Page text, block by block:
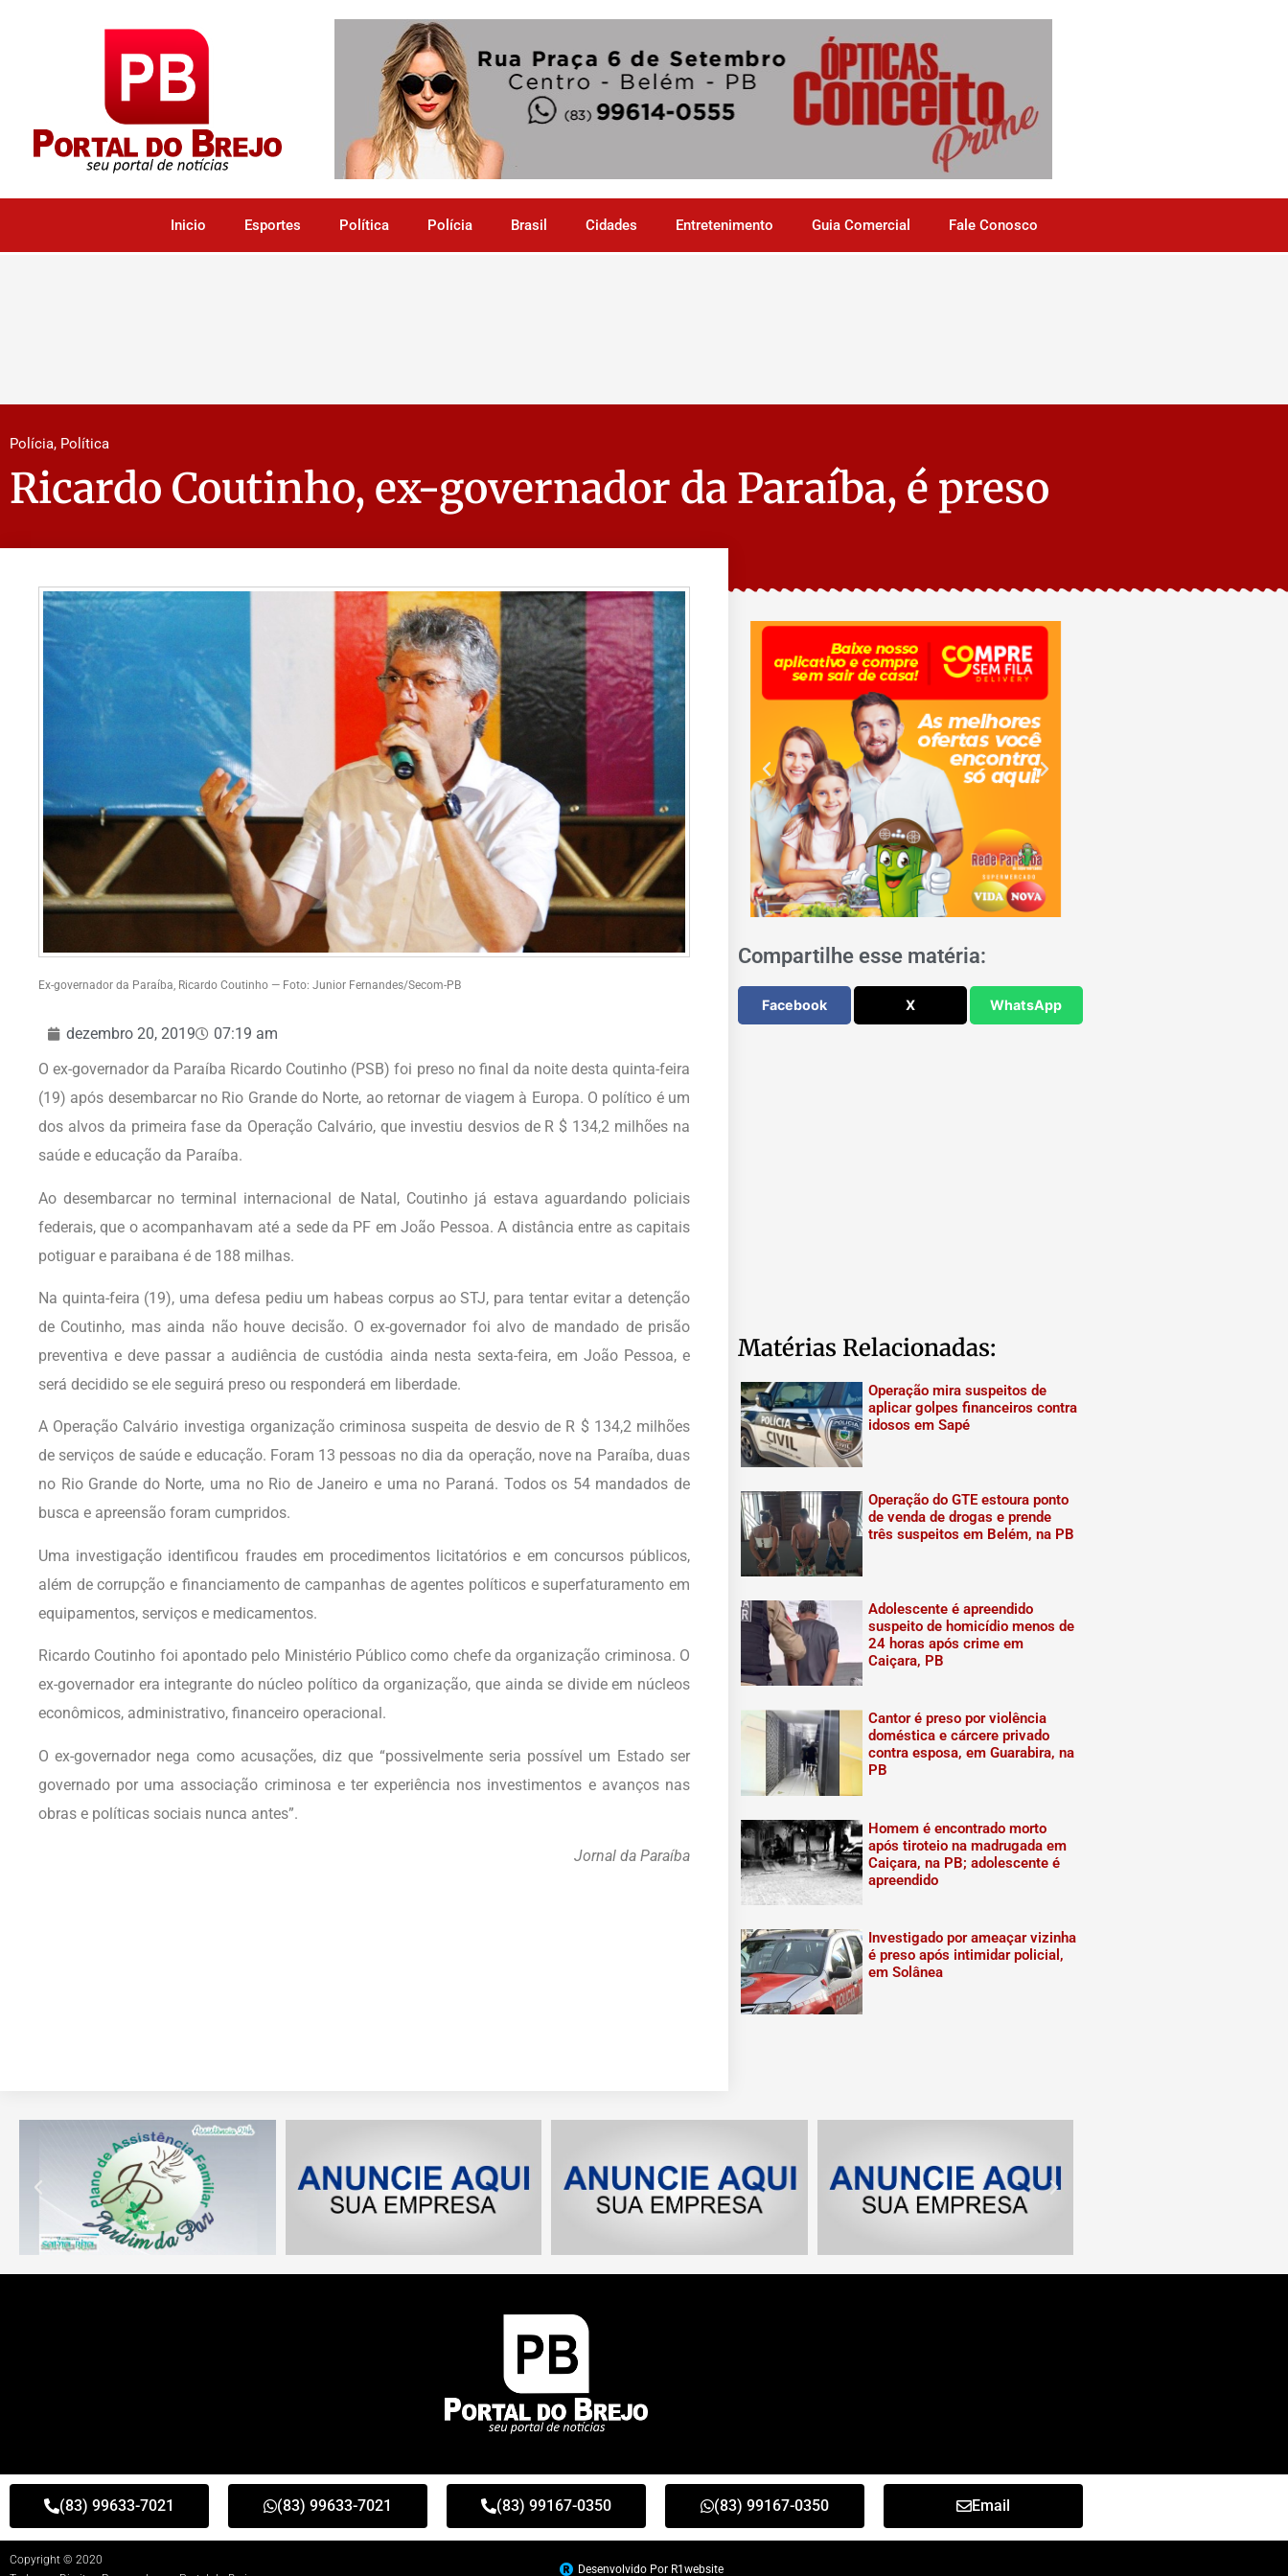
Inicio Esportes Política Polícia Brasil Cidades Entretenimento Guia Comercial Fale Conosco
Polícia, Política
Ricardo Coutinho, ex-governador da Paraíba, é preso
Ex-governador da Paraíba, Ricardo Coutinho — Foto: Junior Fernandes/Secom-PB
dezembro 20, 2019
07:19 am
O ex-governador da Paraíba Ricardo Coutinho (PSB) foi preso no final da noite desta quinta-feira
(19) após desembarcar no Rio Grande do Norte, ao retornar de viagem à Europa. O político é um
dos alvos da primeira fase da Operação Calvário, que investiu desvios de R $ 134,2 milhões na
saúde e educação da Paraíba.
Ao desembarcar no terminal internacional de Natal, Coutinho já estava aguardando policiais
federais, que o acompanhavam até a sede da PF em João Pessoa.A distância entre as capitais
potiguar e paraibana é de 188 milhas.
Na quinta-feira (19), uma defesa pediu um habeas corpus ao STJ, para tentar evitar a detenção
de Coutinho, mas ainda não houve decisão. O ex-governador foi alvo de mandado de prisão
preventiva e deve passar a audiência de custódia ainda nesta sexta-feira, em João Pessoa, e
será decidido se ele seguirá preso ou responderá em liberdade.
A Operação Calvário investiga organização criminosa suspeita de desvio de R $ 134,2 milhões
de serviços de saúde e educação. Foram 13 pessoas no dia da operação, nove na Paraíba, duas
no Rio Grande do Norte, uma no Rio de Janeiro e uma no Paraná. Todos os 54 mandados de
busca e apreensão foram cumpridos.
Uma investigação identificou fraudes em procedimentos licitatórios e em concursos públicos,
além de corrupção e financiamento de campanhas de agentes políticos e superfaturamento em
equipamentos, serviços e medicamentos.
Ricardo Coutinho foi apontado pelo Ministério Público como chefe da organização criminosa. O
ex-governador era integrante do núcleo político da organização, que ainda se divide em núcleos
econômicos, administrativo, financeiro operacional.
O ex-governador nega como acusações, diz que “possivelmente seria possível um Estado ser
governado por uma associação criminosa e ter experiência nos investimentos e avanços nas
obras e políticas sociais nunca antes”.
Jornal da Paraíba
Compartilhe esse matéria:
Facebook X WhatsApp
Matérias Relacionadas:
Operação mira suspeitos de
aplicar golpes financeiros contra
idosos em Sapé
Operação do GTE estoura ponto
de venda de drogas e prende
três suspeitos em Belém, na PB
Adolescente é apreendido
suspeito de homicídio menos de
24 horas após crime em
Caiçara, PB
Cantor é preso por violência
doméstica e cárcere privado
contra esposa, em Guarabira, na
PB
Homem é encontrado morto
após tiroteio na madrugada em
Caiçara, na PB; adolescente é
apreendido
Investigado por ameaçar vizinha
é preso após intimidar policial,
em Solânea
(83) 99633-7021 (83) 99633-7021 (83) 99167-0350 (83) 99167-0350 Email
Copyright © 2020
Desenvolvido Por R1website